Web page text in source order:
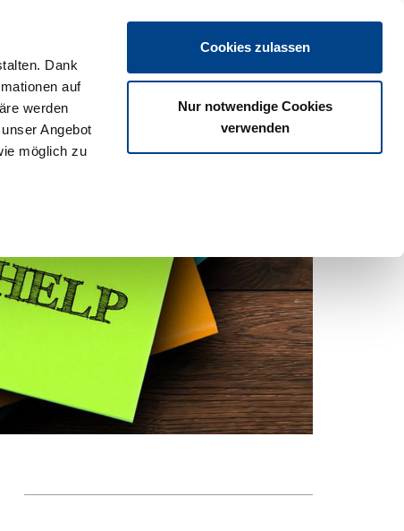
Dank
auf
werden
Angebot
möglich zu
Cookies zulassen
Nur notwendige Cookies
verwenden
Login
Veranstaltungen Download Termine